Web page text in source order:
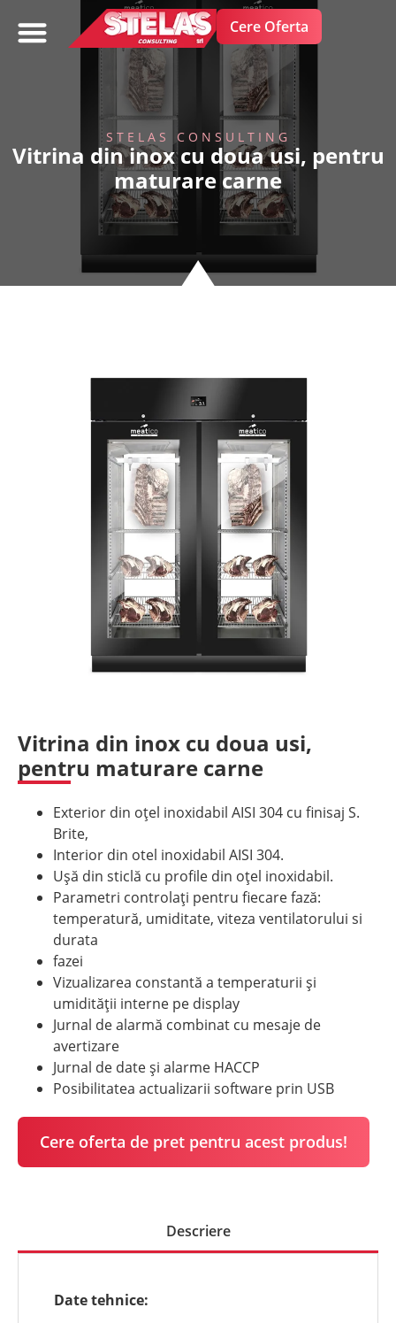
Cere Oferta
STELAS CONSULTING
Vitrina din inox cu doua usi, pentru
maturare carne
Vitrina din inox cu doua usi,
pentru maturare carne
Exterior din oțel inoxidabil AISI 304 cu finisaj S.
Brite,
Interior din otel inoxidabil AISI 304.
Ușă din sticlă cu profile din oțel inoxidabil.
Parametri controlați pentru fiecare fază:
temperatură, umiditate, viteza ventilatorului si
durata
fazei
Vizualizarea constantă a temperaturii și
umidității interne pe display
Jurnal de alarmă combinat cu mesaje de
avertizare
Jurnal de date și alarme HACCP
Posibilitatea actualizarii software prin USB
Cere oferta de pret pentru acest produs!
Descriere
Date tehnice: